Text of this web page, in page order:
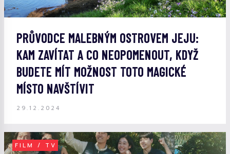
PRŮVODCE MALEBNÝM OSTROVEM JEJU:
KAM ZAVÍTAT A CO NEOPOMENOUT, KDYŽ
BUDETE MÍT MOŽNOST TOTO MAGICKÉ
MÍSTO NAVŠTÍVIT
29.12.2024
FILM / TV